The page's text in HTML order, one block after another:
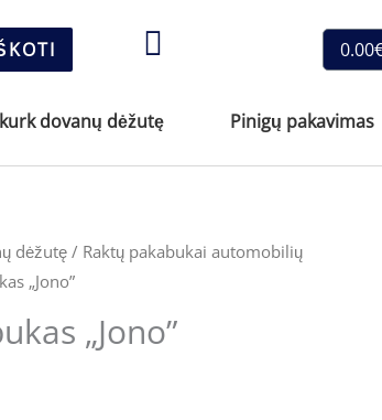
0.00
dovanų dėžutę Pinigų pakavimas
dėžutę/ Raktų pakabukai automobilių
„Jono”
„Jono”